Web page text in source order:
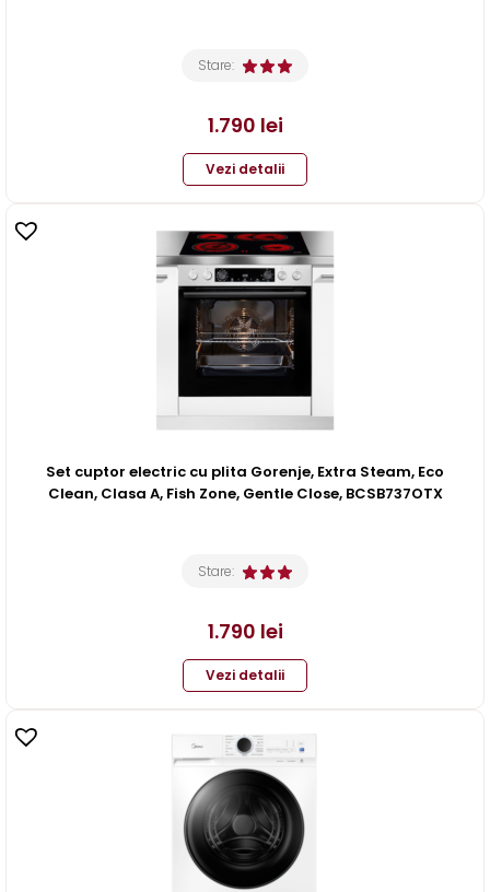
Stare:
1.790 lei
Vezi detalii
Set cuptor electric cu plita Gorenje, Extra Steam, Eco
Clean, Clasa A, Fish Zone, Gentle Close, BCSB737OTX
Stare:
1.790 lei
Vezi detalii